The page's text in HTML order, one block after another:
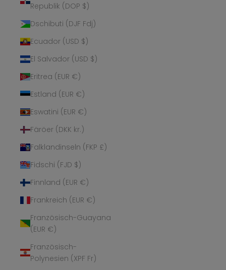
Republik (DOP $)
Dschibuti (DJF Fdj)
Ecuador (USD $)
El Salvador (USD $)
Eritrea (EUR €)
Estland (EUR €)
Eswatini (EUR €)
Färöer (DKK kr.)
Falklandinseln (FKP £)
Fidschi (FJD $)
Finnland (EUR €)
Frankreich (EUR €)
Französisch-Guayana
(EUR €)
Französisch-
Polynesien (XPF Fr)